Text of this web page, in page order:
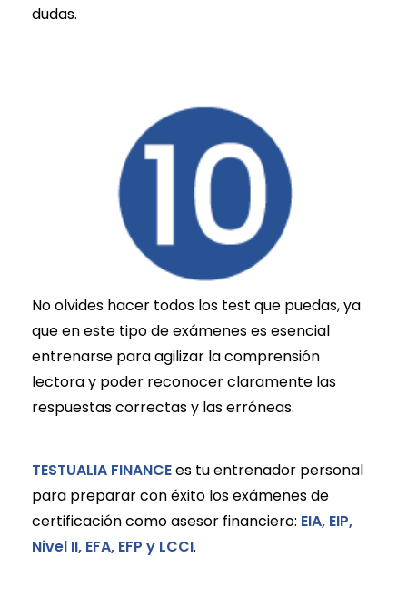
dudas.
No olvides hacer todos los test que puedas, ya
que en este tipo de exámenes es esencial
entrenarse para agilizar la comprensión
lectora y poder reconocer claramente las
respuestas correctas y las erróneas.
TESTUALIA FINANCEes tu entrenador personal
para preparar con éxito los exámenes de
certificación como asesor financiero: EIA, EIP,
Nivel II, EFA, EFP y LCCI.